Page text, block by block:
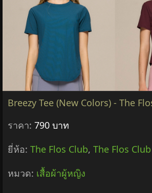
Breezy Tee (New Colors) - The
ราคา: 790 บาท
ยี่ห้อ: The Flos Club, The Flos Club
หมวด: เสื้อผ้าผู้หญิง